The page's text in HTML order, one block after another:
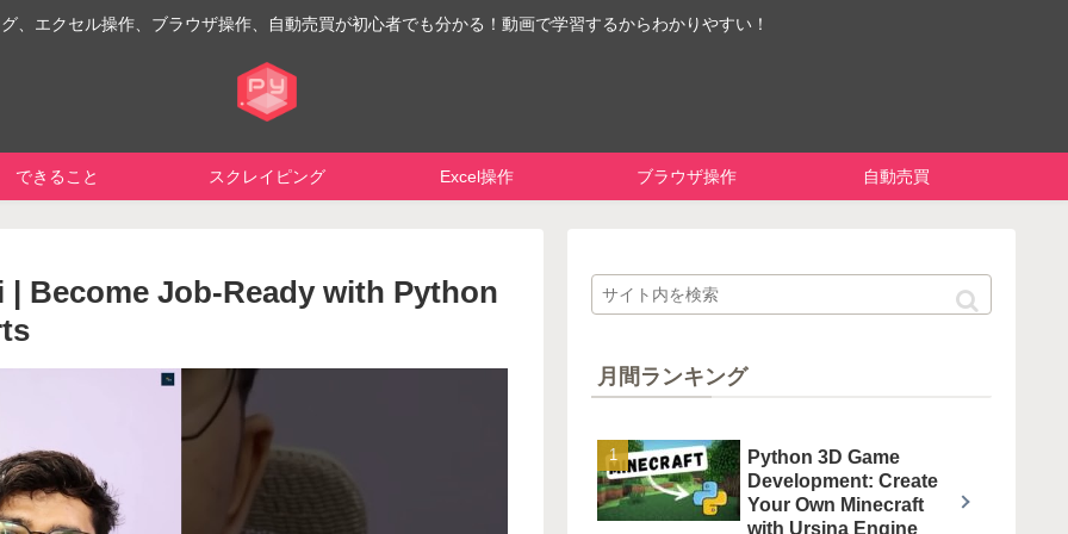
、エクセル操作、ブラウザ操作、自動売買が初心者でも分かる！動画で学習するからわかりやすい！
できること スクレイピング Excel操作 ブラウザ操作 自動売買
Become Job-Ready with Python
月間ランキング
Python 3D Game
Development: Create
Your Own Minecraft
with Ursina Engine